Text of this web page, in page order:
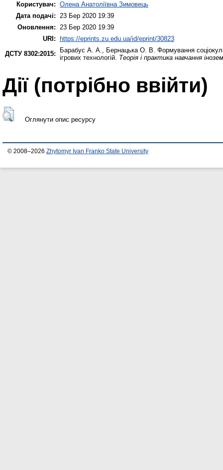
Користувач: Олена Анатоліївна Зимовець
Дата подачі: 23 Бер 2020 19:39
Оновлення: 23 Бер 2020 19:39
URI:
https://eprints.zu.edu.ua/id/eprint/30823
ДСТУ 8302:2015:
Барабус А. А., Бернацька О. В. Формування
ігрових технологій. Теорія і практика навчання
Дії ​​(потрібно ввійти)
Оглянути опис ресурсу
© 2008–2026 Zhytomyr Ivan Franko State University